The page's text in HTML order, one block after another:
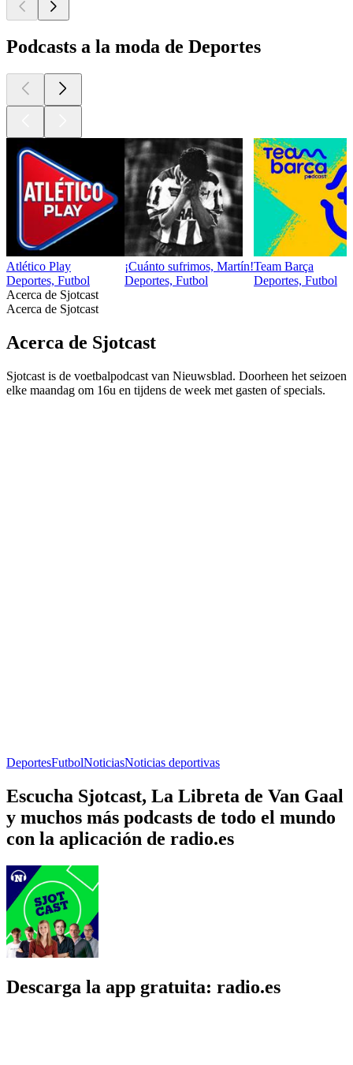
Podcasts a la moda de Deportes
Atlético Play
Deportes, Futbol
¡Cuánto sufrimos, Martín!
Deportes, Futbol
Team Barça
Deportes, Futbol
Acerca de Sjotcast
Acerca de Sjotcast
Acerca de Sjotcast
Sjotcast is de voetbalpodcast van Nieuwsblad. Doorheen het seizoen
elke maandag om 16u en tijdens de week met gasten of specials.
DeportesFutbolNoticiasNoticias deportivas
Escucha Sjotcast, La Libreta de Van Gaal
y muchos más podcasts de todo el mundo
con la aplicación de radio.es
Descarga la app gratuita: radio.es